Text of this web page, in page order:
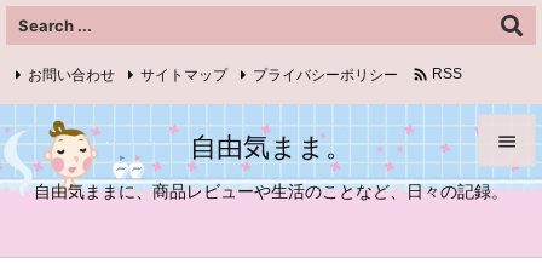
自由気まま。
自由気ままに、商品レビューや生活のことなど、日々の記録。



お問い合わせ サイトマップ プライバシーポリシー  RSS
Feedly